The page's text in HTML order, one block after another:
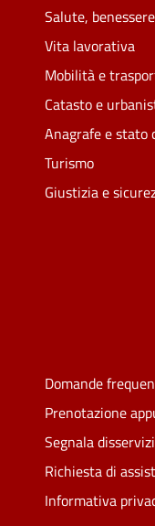
Salute,
Vita lavorativa
Mobilità e
Catasto e
Anagrafe e stato
Turismo
Giustizia e
Domande
Prenotazione
Segnala
Richiesta di
Informativa